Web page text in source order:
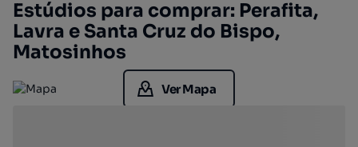
Estúdios para comprar: Perafita,
Lavra e Santa Cruz do Bispo,
Matosinhos
Ver Mapa